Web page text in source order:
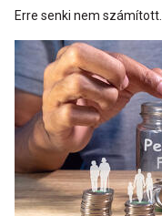
Erre senki nem számított.